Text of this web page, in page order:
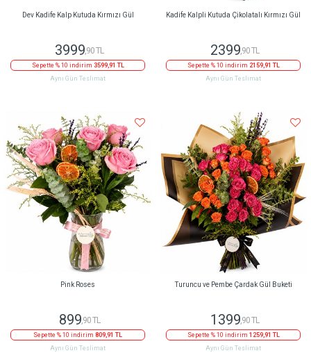
Dev Kadife Kalp Kutuda Kırmızı Gül
3999,90 TL
Sepette % 10 indirim 3599,91 TL
Aynı Gün Teslimat
Kadife Kalpli Kutuda Çikolatalı Kırmızı Gül
2399,90 TL
Sepette % 10 indirim 2159,91 TL
Aynı Gün Teslimat
Pink Roses
899,90 TL
Sepette % 10 indirim 809,91 TL
Aynı Gün Teslimat
Turuncu ve Pembe Çardak Gül Buketi
1399,90 TL
Sepette % 10 indirim 1259,91 TL
Aynı Gün Teslimat